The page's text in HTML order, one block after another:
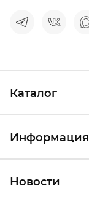
Каталог
Информация
Новости